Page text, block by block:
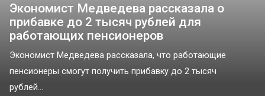
Экономист Медведева рассказала о
прибавке до 2 тысяч рублей для
работающих пенсионеров
Экономист Медведева рассказала, что работающие
пенсионеры смогут получить прибавку до 2 тысяч
рублей...